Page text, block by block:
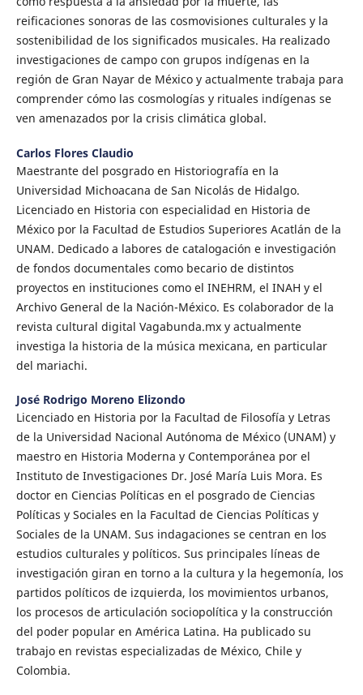
reificaciones sonoras de las cosmovisiones culturales y la
sostenibilidad de los significados musicales. Ha realizado
investigaciones de campo con grupos indígenas en la
región de Gran Nayar de México y actualmente trabaja para
comprender cómo las cosmologías y rituales indígenas se
ven amenazados por la crisis climática global.
Carlos Flores Claudio
Maestrante del posgrado en Historiografía en la
Universidad Michoacana de San Nicolás de Hidalgo.
Licenciado en Historia con especialidad en Historia de
México por la Facultad de Estudios Superiores Acatlán de la
UNAM. Dedicado a labores de catalogación e investigación
de fondos documentales como becario de distintos
proyectos en instituciones como el INEHRM, el INAH y el
Archivo General de la Nación-México. Es colaborador de la
revista cultural digital Vagabunda.mx y actualmente
investiga la historia de la música mexicana, en particular
del mariachi.
José Rodrigo Moreno Elizondo
Licenciado en Historia por la Facultad de Filosofía y Letras
de la Universidad Nacional Autónoma de México (UNAM) y
maestro en Historia Moderna y Contemporánea por el
Instituto de Investigaciones Dr. José María Luis Mora. Es
doctor en Ciencias Políticas en el posgrado de Ciencias
Políticas y Sociales en la Facultad de Ciencias Políticas y
Sociales de la UNAM. Sus indagaciones se centran en los
estudios culturales y políticos. Sus principales líneas de
investigación giran en torno a la cultura y la hegemonía, los
partidos políticos de izquierda, los movimientos urbanos,
los procesos de articulación sociopolítica y la construcción
del poder popular en América Latina. Ha publicado su
trabajo en revistas especializadas de México, Chile y
Colombia.